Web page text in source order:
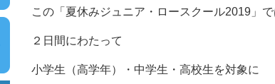
この「夏休みジュニア・ロースクール2019」で
２日間にわたって
小学生（高学年）・中学生・高校生を対象に